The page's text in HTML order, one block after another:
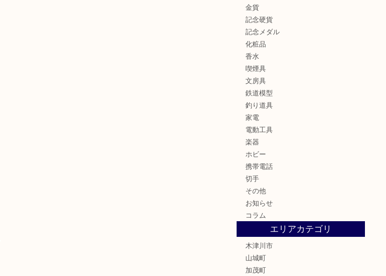
金貨
記念硬貨
記念メダル
化粧品
香水
喫煙具
文房具
鉄道模型
釣り道具
家電
電動工具
楽器
ホビー
携帯電話
切手
その他
お知らせ
コラム
エリアカテゴリ
木津川市
山城町
加茂町